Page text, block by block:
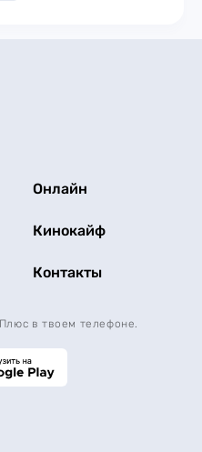
Онлайн
Кинокайф
Контакты
в твоем телефоне.